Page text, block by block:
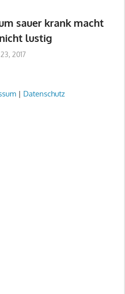
sauer krank macht
lustig
2017
| Datenschutz